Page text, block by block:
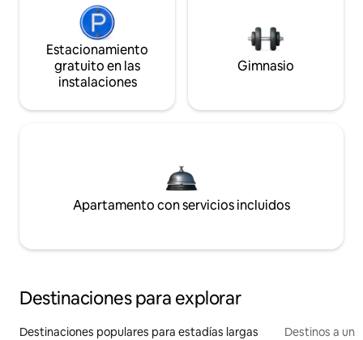
Estacionamiento
gratuito en las
instalaciones
Gimnasio
Apartamento con servicios incluidos
Destinaciones para explorar
Destinaciones populares para estadías largas Destinos a un